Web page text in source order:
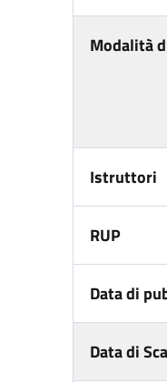
Modalità
Istruttori
RUP
Data di
Data di